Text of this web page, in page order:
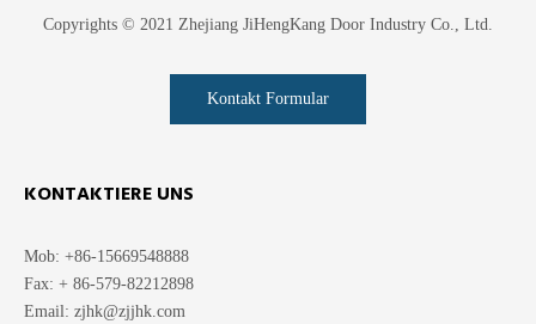
Copyrights © 2021 Zhejiang JiHengKang Door Industry Co., Ltd.
Kontakt Formular
KONTAKTIERE UNS
Mob: +86-15669548888
Fax: + 86-579-82212898
Email: zjhk@zjjhk.com